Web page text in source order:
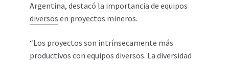
Argentina, destacó la importancia de equipos
diversos en proyectos mineros.
“Los proyectos son intrínsecamente más
productivos con equipos diversos. La diversidad